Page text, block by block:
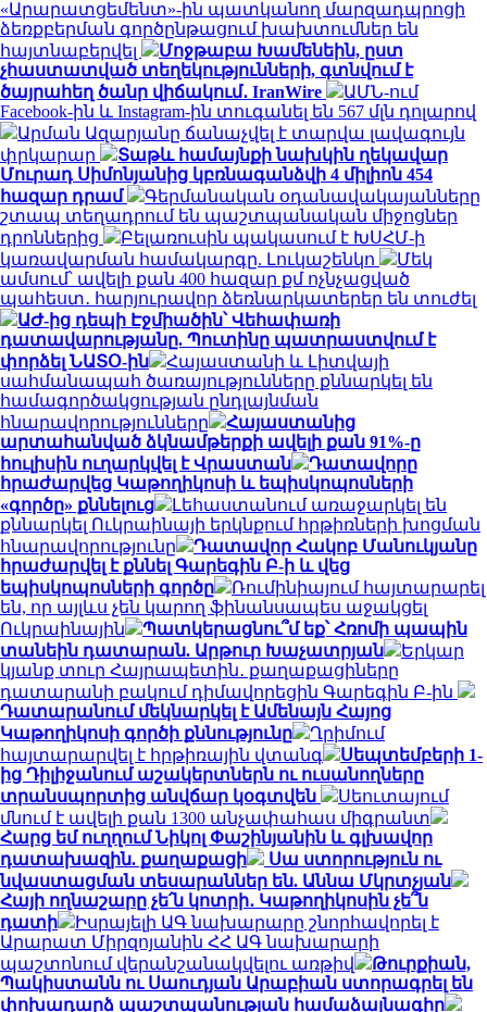
«Արարատցեմենտ»-ին պատկանող մարզադպրոցի
ձեռքբերման գործընթացում խախտումներ են
հայտնաբերվել
Մոջթաբա Խամենեին, ըստ
չհաստատված տեղեկությունների, գտնվում է
ծայրահեղ ծանր վիճակում․ IranWire
ԱՄՆ-ում
Facebook-ին և Instagram-ին տուգանել են 567 մլն դոլարով
Արման Ազարյանը ճանաչվել է տարվա լավագույն
փրկարար
Տաթև համայնքի նախկին ղեկավար
Մուրադ Սիմոնյանից կբռնագանձվի 4 միլիոն 454
հազար դրամ
Գերմանական օդանավակայանները
շտապ տեղադրում են պաշտպանական միջոցներ
դրոններից
Բելառուսին պակասում է ԽՍՀՄ-ի
կառավարման համակարգը. Լուկաշենկո
Մեկ
ամսում՝ ավելի քան 400 հազար քմ ոչնչացված
պահեստ․ հարյուրավոր ձեռնարկատերեր են տուժել
ԱԺ-ից դեպի Էջմիածին՝ Վեհափառի
դատավարությանը. Պուտինը պատրաստվում է
փորձել ՆԱՏՕ-ին
Հայաստանի և Լիտվայի
սահմանապահ ծառայությունները քննարկել են
համագործակցության ընդլայնման
հնարավորությունները
Հայաստանից
արտահանված ձկնամթերքի ավելի քան 91%-ը
հուլիսին ուղարկվել է Վրաստան
Դատավորը
հրաժարվեց Կաթողիկոսի և եպիսկոպոսների
«գործը» քննելուց
Լեհաստանում առաջարկել են
քննարկել Ուկրաինայի երկնքում հրթիռների խոցման
հնարավորությունը
Դատավոր Հակոբ Մանուկյանը
հրաժարվել է քննել Գարեգին Բ-ի և վեց
եպիսկոպոսների գործը
Ռումինիայում հայտարարել
են, որ այլևս չեն կարող ֆինանսապես աջակցել
Ուկրաինային
Պատկերացնու՞մ եք՝ Հռոմի պապին
տանեին դատարան. Արթուր Խաչատրյան
Երկար
կյանք տուր Հայրապետին․ քաղաքացիները
դատարանի բակում դիմավորեցին Գարեգին Բ-ին
Դատարանում մեկնարկել է Ամենայն Հայոց
Կաթողիկոսի գործի քննությունը
Ղրիմում
հայտարարվել է հրթիռային վտանգ
Սեպտեմբերի 1-
ից Դիլիջանում աշակերտներն ու ուսանողները
տրանսպորտից անվճար կօգտվեն
Սեուտայում
մնում է ավելի քան 1300 անչափահաս միգրանտ
Հարց եմ ուղղում Նիկոլ Փաշինյանին և գլխավոր
դատախազին. քաղաքացի
Սա ստորություն ու
նվաստացման տեսարաններ են. Աննա Մկրտչյան
Հայի ողնաշարը չե՛ն կոտրի․ Կաթողիկոսին չե՞ն
դատի
Իսրայելի ԱԳ նախարարը շնորհավորել է
Արարատ Միրզոյանին ՀՀ ԱԳ նախարարի
պաշտոնում վերանշանակվելու առթիվ
Թուրքիան,
Պակիստանն ու Սաուդյան Արաբիան ստորագրել են
փոխադարձ պաշտպանության համաձայնագիր